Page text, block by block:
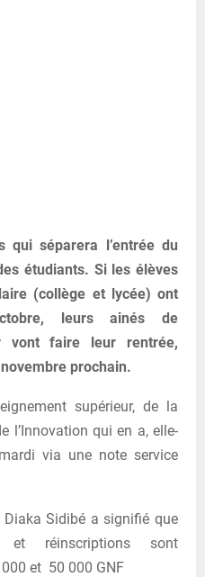
qui séparera l’entrée du
étudiants. Si les élèves
(collège et lycée) ont
leurs ainés de
vont faire leur rentrée,
prochain.
supérieur, de la
l’Innovation qui en a, elle-
via une note service
Sidibé a signifié que
et réinscriptions sont
et 50 000 GNF